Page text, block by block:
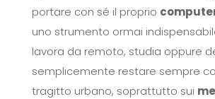
portare con sé il proprio
uno strumento ormai
lavora da remoto, studia oppure
semplicemente restare sempre
tragitto urbano, soprattutto sui